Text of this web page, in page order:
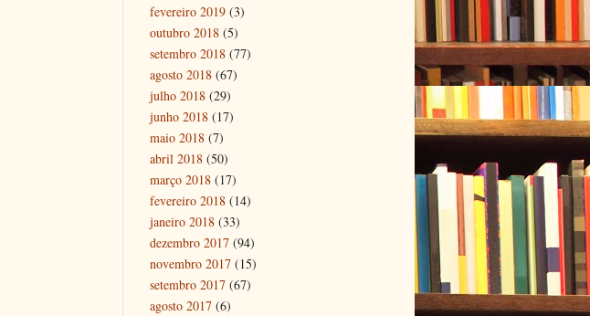
fevereiro 2019 (3)
outubro 2018 (5)
setembro 2018 (77)
agosto 2018 (67)
julho 2018 (29)
junho 2018 (17)
maio 2018 (7)
abril 2018 (50)
março 2018 (17)
fevereiro 2018 (14)
janeiro 2018 (33)
dezembro 2017 (94)
novembro 2017 (15)
setembro 2017 (67)
agosto 2017 (6)